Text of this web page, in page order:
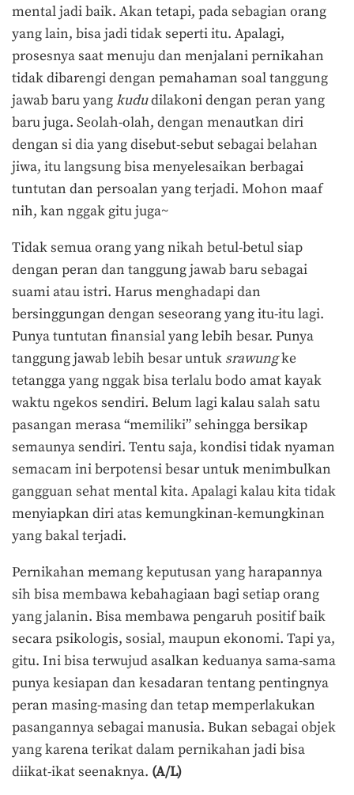
mental jadi baik. Akan tetapi, pada sebagian orang
yang lain, bisa jadi tidak seperti itu. Apalagi,
prosesnya saat menuju dan menjalani pernikahan
tidak dibarengi dengan pemahaman soal tanggung
jawab baru yangkududilakoni dengan peran yang
baru juga. Seolah-olah, dengan menautkan diri
dengan si dia yang disebut-sebut sebagai belahan
jiwa, itu langsung bisa menyelesaikan berbagai
tuntutan dan persoalan yang terjadi. Mohon maaf
nih, kan nggak gitu juga~
Tidak semua orang yang nikah betul-betul siap
dengan peran dan tanggung jawab baru sebagai
suami atau istri. Harus menghadapi dan
bersinggungan dengan seseorang yang itu-itu lagi.
Punya tuntutan finansial yang lebih besar. Punya
tanggung jawab lebih besar untuk srawungke
tetangga yang nggak bisa terlalu bodo amat kayak
waktu ngekos sendiri. Belum lagi kalau salah satu
pasangan merasa “memiliki” sehingga bersikap
semaunya sendiri. Tentu saja, kondisi tidak nyaman
semacam ini berpotensi besar untuk menimbulkan
gangguan sehat mental kita. Apalagi kalau kita tidak
menyiapkan diri atas kemungkinan-kemungkinan
yang bakal terjadi.
Pernikahan memang keputusan yang harapannya
sih bisa membawa kebahagiaan bagi setiap orang
yang jalanin. Bisa membawa pengaruh positif baik
secara psikologis, sosial, maupun ekonomi. Tapi ya,
gitu. Ini bisa terwujud asalkan keduanya sama-sama
punya kesiapan dan kesadaran tentang pentingnya
peran masing-masing dan tetap memperlakukan
pasangannya sebagai manusia. Bukan sebagai objek
yang karena terikat dalam pernikahan jadi bisa
diikat-ikat seenaknya. (A/L)